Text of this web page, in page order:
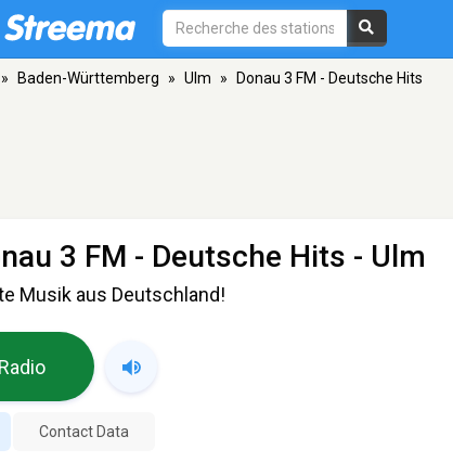
» Baden-Württemberg » Ulm » Donau 3 FM - Deutsche Hits
3 FM - Deutsche Hits - Ulm
Musik aus Deutschland!
Contact Data